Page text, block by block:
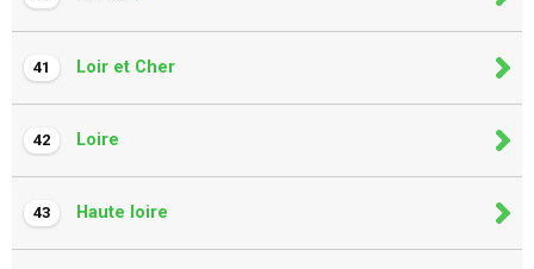
41 Loir et Cher
42 Loire
43 Haute loire